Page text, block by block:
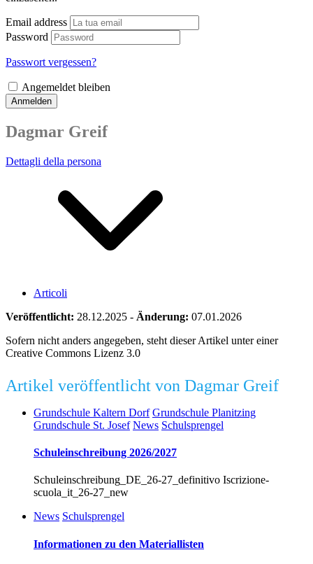
Email address
Password
Passwort vergessen?
Angemeldet bleiben
Anmelden
Dagmar Greif
Dettagli della persona
Articoli
Veröffentlicht: 28.12.2025 - Änderung: 07.01.2026
Sofern nicht anders angegeben, steht dieser Artikel unter einer
Creative Commons Lizenz 3.0
Artikel veröffentlicht von Dagmar Greif
Grundschule Kaltern Dorf Grundschule Planitzing
Grundschule St. Josef News Schulsprengel
Schuleinschreibung 2026/2027
Schuleinschreibung_DE_26-27_definitivo Iscrizione-
scuola_it_26-27_new
News Schulsprengel
Informationen zu den Materiallisten